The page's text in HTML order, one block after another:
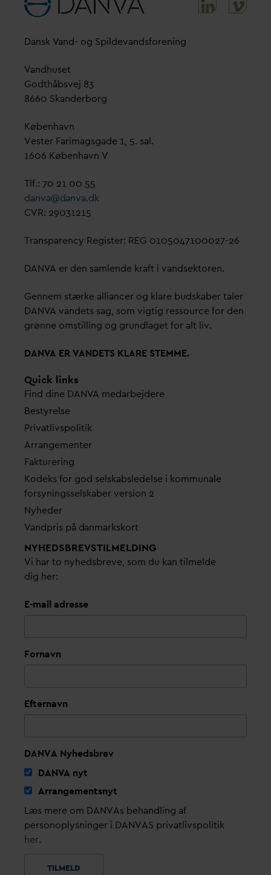
Dansk Vand- og Spildevandsforening
Vandhuset
Godthåbsvej 83
8660 Skanderborg
København
Vester Farimagsgade 1, 5. sal.
1606 København V
Tlf.: 70 21 00 55
danva@danva.dk
CVR: 29031215
Transparency Register: REG 0105047100027-26
DANVA er den samlende kraft i vandsektoren.
Gennem stærke alliancer og klare budskaber taler
DANVA vandets sag, som vigtig ressource for den
grønne omstilling og grundlaget for alt liv.
DANVA ERVANDETS KLARE STEMME.
Quick links
Find dine DANVA medarbejdere
Bestyrelse
Privatlivspolitik
Arrangementer
Fakturering
Kodeks for god selskabsledelse i kommunale
forsyningsselskaber version 2
Nyheder
Vandpris på danmarkskort
NYHEDSBREVS­TILMELDING
Vi har to nyhedsbreve, som du kan tilmelde
dig her:
E-mail adresse
Fornavn
Efternavn
DANVA Nyhedsbrev
DANVA nyt
Arrangementsnyt
Læs mere om DANVAs behandling af
personoplysninger i DANVAS privatlivspolitik
her.